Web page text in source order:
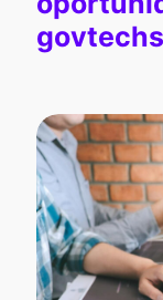
govtechs